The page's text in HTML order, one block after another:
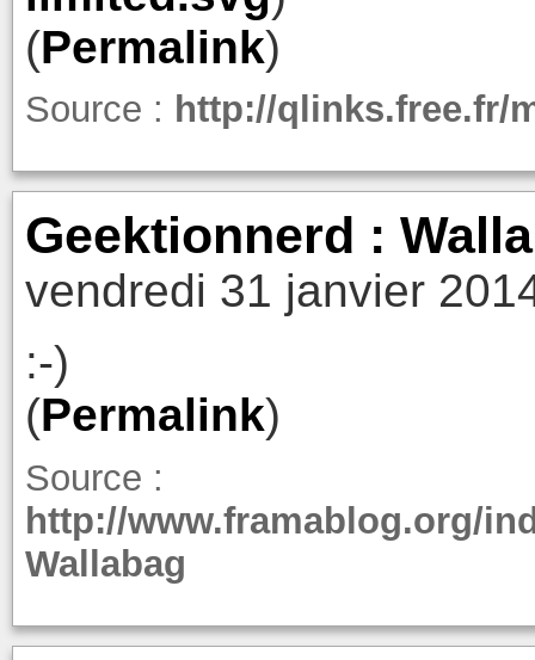
(Permalink)
Source : http://qlinks.free.fr/
Geektionnerd :
vendredi 31 janvier
:-)
(Permalink)
Source :
http://www.framablog.org/
Wallabag